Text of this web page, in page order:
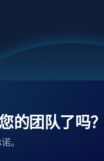
的团队了吗？
。